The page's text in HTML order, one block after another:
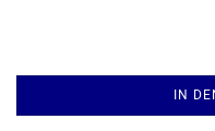
IN